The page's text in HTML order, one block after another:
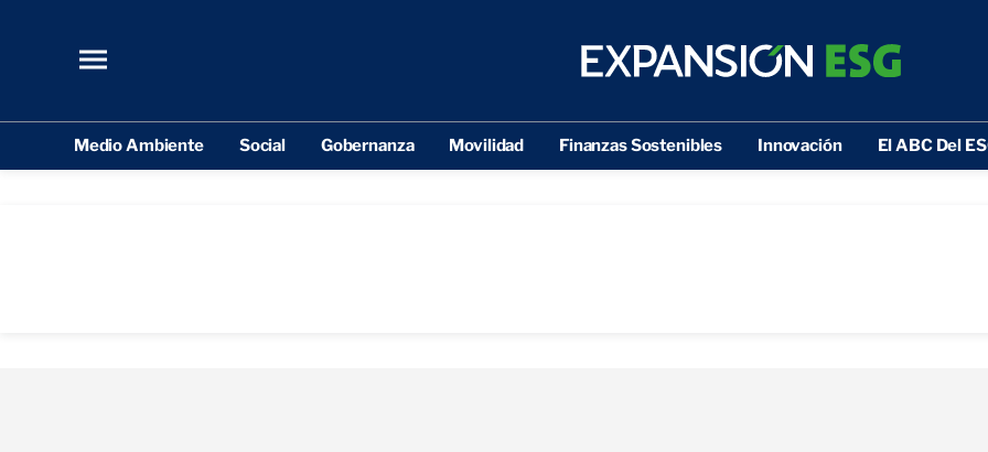
Medio Ambiente Social Gobernanza Movilidad Finanzas Sostenibles Innovación El ABC Del